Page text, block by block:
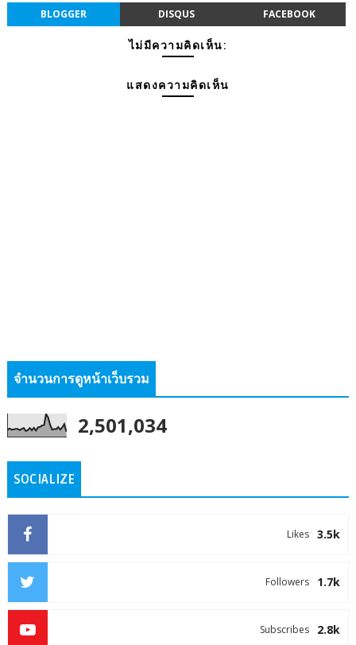
BLOGGER DISQUS FACEBOOK
ไม่มีความคิดเห็น:
แสดงความคิดเห็น
จำนวนการดูหน้าเว็บรวม
2,501,034
SOCIALIZE
3.5k
Likes
1.7k
Followers
2.8k
Subscribes